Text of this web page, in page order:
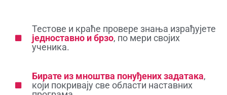
Тестове и краће провере знања израђујете
једноставно и брзо, по мери својих
ученика.
Бирате из мноштва понуђених задатака,
који покривају све области наставних